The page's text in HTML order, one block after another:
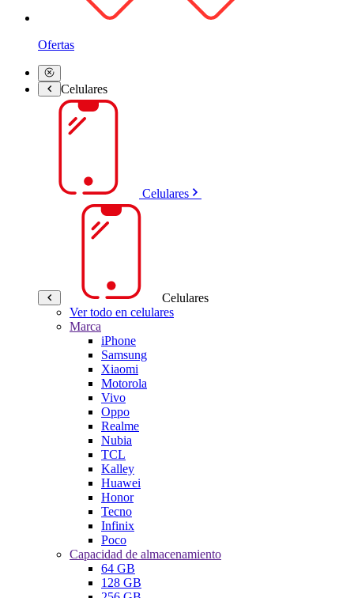
Ofertas
Celulares
Celulares
Celulares
Ver todo en celulares
Marca
iPhone
Samsung
Xiaomi
Motorola
Vivo
Oppo
Realme
Nubia
TCL
Kalley
Huawei
Honor
Tecno
Infinix
Poco
Capacidad de almacenamiento
64 GB
128 GB